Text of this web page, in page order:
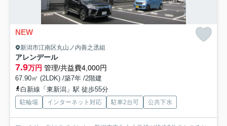
NEW
新潟市江南区丸山ノ内善之丞組
アレンデール
7.9万円 管理/共益費4,000円
67.90㎡ (2LDK) /築7年 /2階建
白新線「東新潟」駅 徒歩55分
駐輪場 インターネット対応 駐車2台可 公共下水